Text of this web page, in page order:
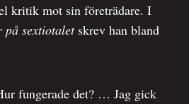
kritik mot sin företrädare. I
på sextiotaletskrev han bland
fungerade det? … Jag gick